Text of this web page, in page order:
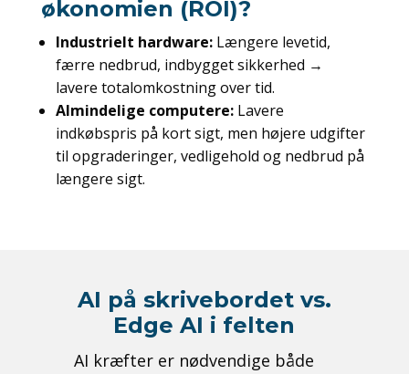
økonomien (ROI)?
Industrielt hardware:Længere levetid,
færre nedbrud, indbygget sikkerhed →
lavere totalomkostning over tid.
Almindelige computere:Lavere
indkøbspris på kort sigt, men højere udgifter
til opgraderinger, vedligehold og nedbrud på
længere sigt.
AI på skrivebordet vs.
Edge AI i felten
AI kræfter er nødvendige både